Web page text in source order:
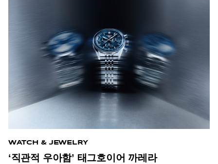
WATCH & JEWELRY
‘직관적 우아함’ 태그호이어 까레라